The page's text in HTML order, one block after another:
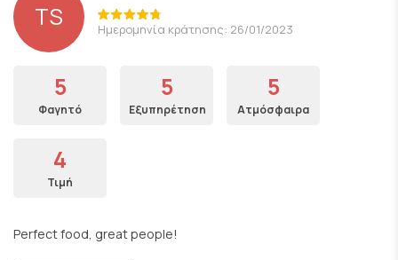
TS Ημερομηνία κράτησης: 26/01/2023
5
Φαγητό
5
Εξυπηρέτηση
5
Ατμόσφαιρα
4
Τιμή
Perfect food, great people!